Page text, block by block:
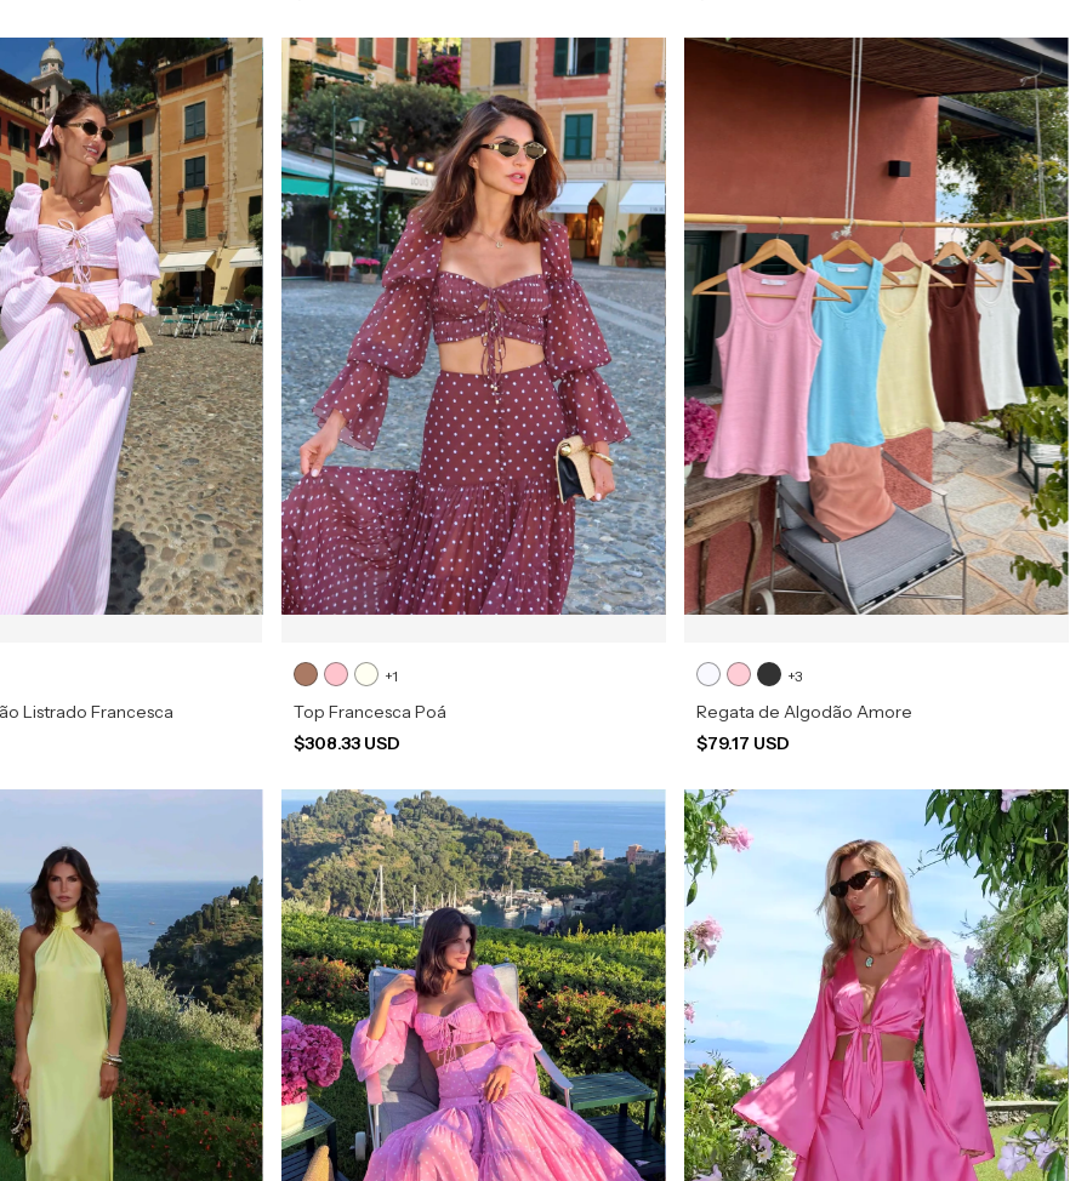
Listrado Francesca
+1
Top Francesca Poá
$308.33 USD
+3
Regata de Algodão Amore
$79.17 USD